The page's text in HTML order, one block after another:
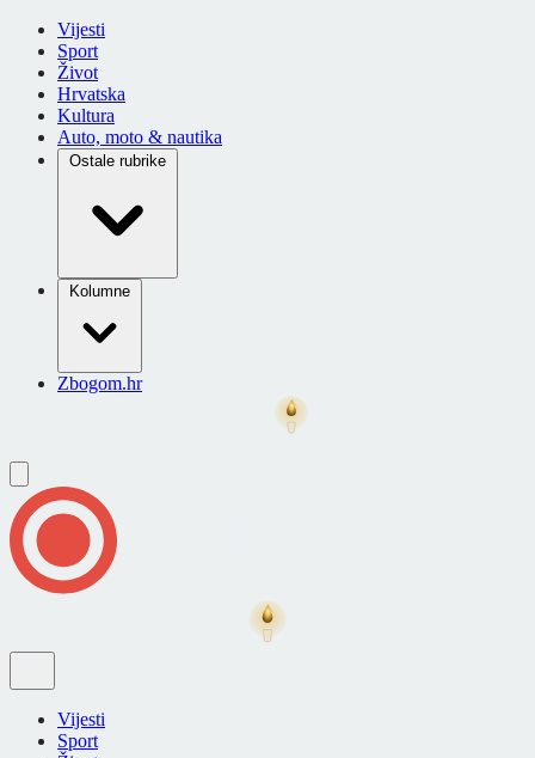
Vijesti
Sport
Život
Hrvatska
Kultura
Auto, moto & nautika
Ostale rubrike
Kolumne
Zbogom.hr
Vijesti
Sport